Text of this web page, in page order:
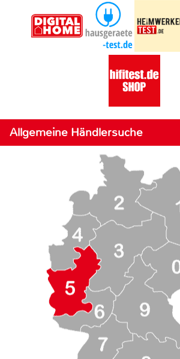
Allgemeine Händlersuche